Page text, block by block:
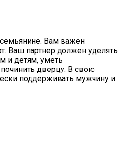
Вам важен
Ваш партнер должен уделять
и детям, уметь
дверцу. В свою
поддерживать мужчину и